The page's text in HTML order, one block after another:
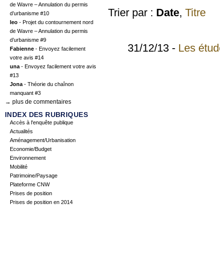
de Wavre – Annulation du permis
d’urbanisme #10
leo - Projet du contournement nord
de Wavre – Annulation du permis
d’urbanisme #9
Fabienne - Envoyez facilement
votre avis #14
una - Envoyez facilement votre avis
#13
Jona - Théorie du chaînon
manquant #3
→ plus de commentaires
INDEX DES RUBRIQUES
Accès à l'enquête publique
Actualités
Aménagement/Urbanisation
Economie/Budget
Environnement
Mobilité
Patrimoine/Paysage
Plateforme CNW
Prises de position
Prises de position en 2014
Trier par : Date, Titre
31/12/13 - Les